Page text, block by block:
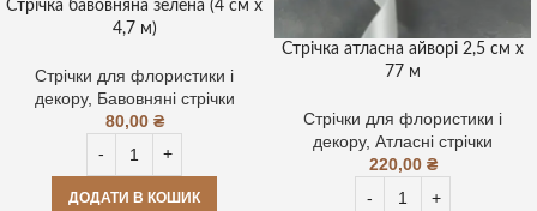
Стрічка бавовняна зелена (4 см х
4,7 м)
Стрічки для флористики і
декору, Бавовняні стрічки
80,00 ₴
ДОДАТИ В КОШИК
Стрічка атласна айворі 2,5 см х
77 м
Стрічки для флористики і
декору, Атласні стрічки
220,00 ₴